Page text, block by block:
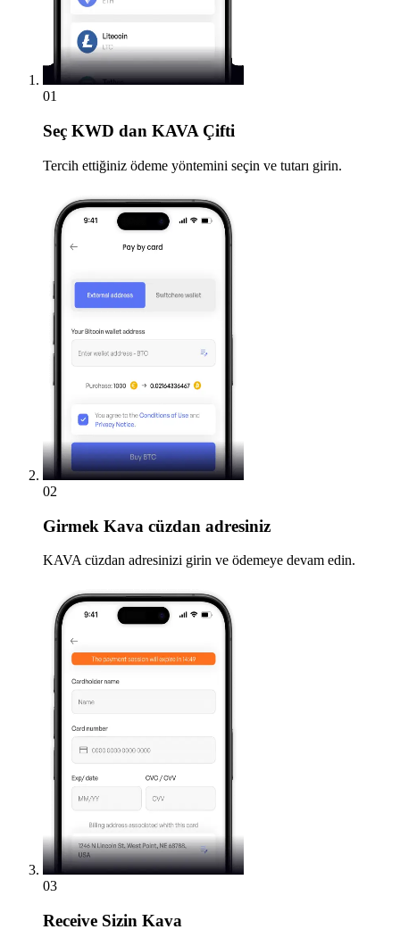
01
Seç KWD dan KAVA Çifti
Tercih ettiğiniz ödeme yöntemini seçin ve tutarı girin.
02
Girmek Kava cüzdan adresiniz
KAVA cüzdan adresinizi girin ve ödemeye devam edin.
03
Receive Sizin Kava